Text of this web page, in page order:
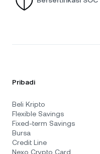
Pribadi
Beli Kripto
Flexible Savings
Fixed-term Savings
Bursa
Credit Line
Nexo Crypto Card